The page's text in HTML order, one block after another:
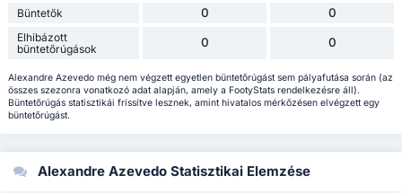
Büntetők 0 0
Elhibázott
büntetőrúgások
0 0
Alexandre Azevedo még nem végzett egyetlen büntetőrúgást sem pályafutása során (az
összes szezonra vonatkozó adat alapján, amely a FootyStats rendelkezésre áll).
Büntetőrúgás statisztikái frissítve lesznek, amint hivatalos mérkőzésen elvégzett egy
büntetőrúgást.
Alexandre Azevedo Statisztikai Elemzése